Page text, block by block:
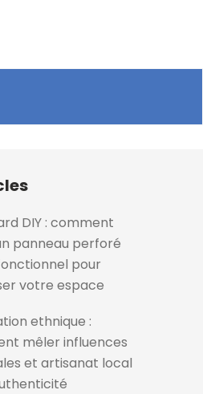
DIY : comment
panneau perforé
pour
votre espace
ethnique :
mêler influences
et artisanat local